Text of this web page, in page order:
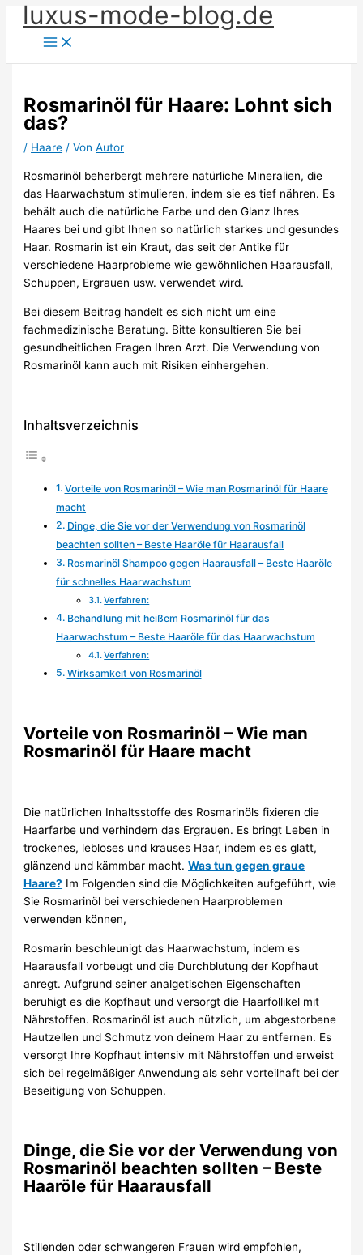
Inhalt
springen
luxus-mode-blog.de
Rosmarinöl für Haare: Lohnt sich
das?
/ Haare / VonAutor
Rosmarinöl beherbergt mehrere natürliche Mineralien, die
das Haarwachstum stimulieren, indem sie es tief nähren. Es
behält auch die natürliche Farbe und den Glanz Ihres
Haares bei und gibt Ihnen so natürlich starkes und gesundes
Haar. Rosmarin ist ein Kraut, das seit der Antike für
verschiedene Haarprobleme wie gewöhnlichen Haarausfall,
Schuppen, Ergrauen usw. verwendet wird.
Bei diesem Beitrag handelt es sich nicht um eine
fachmedizinische Beratung. Bitte konsultieren Sie bei
gesundheitlichen Fragen Ihren Arzt. Die Verwendung von
Rosmarinöl kann auch mit Risiken einhergehen.
Inhaltsverzeichnis
Vorteile von Rosmarinöl – Wie man Rosmarinöl für Haare
macht
Dinge, die Sie vor der Verwendung von Rosmarinöl
beachten sollten – Beste Haaröle für Haarausfall
Rosmarinöl Shampoo gegen Haarausfall – Beste Haaröle
für schnelles Haarwachstum
Verfahren:
Behandlung mit heißem Rosmarinöl für das
Haarwachstum – Beste Haaröle für das Haarwachstum
Verfahren:
Wirksamkeit von Rosmarinöl
Vorteile von Rosmarinöl – Wie man
Rosmarinöl für Haare macht
Die natürlichen Inhaltsstoffe des Rosmarinöls fixieren die
Haarfarbe und verhindern das Ergrauen. Es bringt Leben in
trockenes, lebloses und krauses Haar, indem es es glatt,
glänzend und kämmbar macht.Was tun gegen graue
Haare? Im Folgenden sind die Möglichkeiten aufgeführt, wie
Sie Rosmarinöl bei verschiedenen Haarproblemen
verwenden können,
Rosmarin beschleunigt das Haarwachstum, indem es
Haarausfall vorbeugt und die Durchblutung der Kopfhaut
anregt. Aufgrund seiner analgetischen Eigenschaften
beruhigt es die Kopfhaut und versorgt die Haarfollikel mit
Nährstoffen. Rosmarinöl ist auch nützlich, um abgestorbene
Hautzellen und Schmutz von deinem Haar zu entfernen. Es
versorgt Ihre Kopfhaut intensiv mit Nährstoffen und erweist
sich bei regelmäßiger Anwendung als sehr vorteilhaft bei der
Beseitigung von Schuppen.
Dinge, die Sie vor der Verwendung von
Rosmarinöl beachten sollten – Beste
Haaröle für Haarausfall
Stillenden oder schwangeren Frauen wird empfohlen,